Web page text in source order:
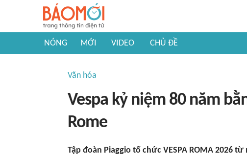
NÓNG MỚI VIDEO CHỦ ĐỀ
Văn hóa
Vespa kỷ niệm 80 năm
Rome
Tập đoàn Piaggio tổ chức VESPA ROMA 2026